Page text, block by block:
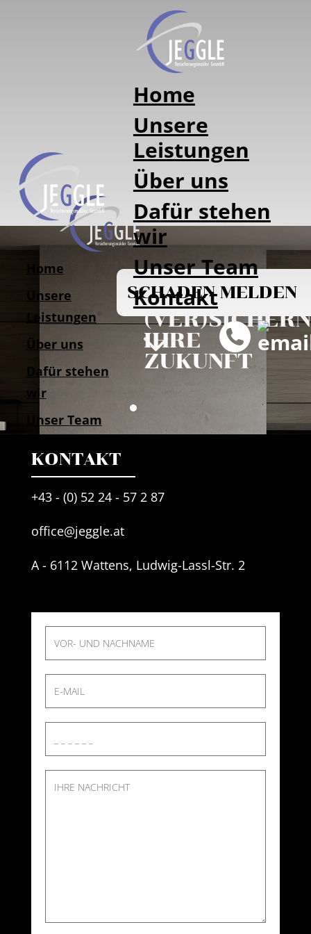
Home
Unsere
Leistungen
Über uns
Dafür stehen
wir
Unser Team
Kontakt
Md SliderLuxus2
Md SliderUhr
Md SLiderRestaurant1
Md SliderLuxus1
Md SliderKunstwerk1
Home
Unsere
Leistungen
Über uns
Dafür stehen
wir
Unser Team
WIR
(VER)SICHERN
IHRE
ZUKUNFT
SCHADEN MELDEN
KONTAKT
+43 - (0) 52 24 - 57 2 87
office@jeggle.at
A - 6112 Wattens, Ludwig-Lassl-Str. 2